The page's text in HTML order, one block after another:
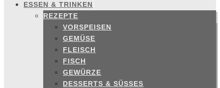
ESSEN & TRINKEN
REZEPTE
VORSPEISEN
GEMÜSE
FLEISCH
FISCH
GEWÜRZE
DESSERTS & SÜSSES